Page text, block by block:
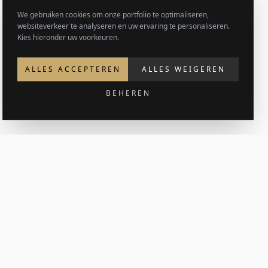
We gebruiken cookies om onze portfolio te optimaliseren,
websiteverkeer te analyseren en uw ervaring te personaliseren.
Kies hieronder uw voorkeuren.
ALLES ACCEPTEREN ALLES WEIGEREN
BEHEREN